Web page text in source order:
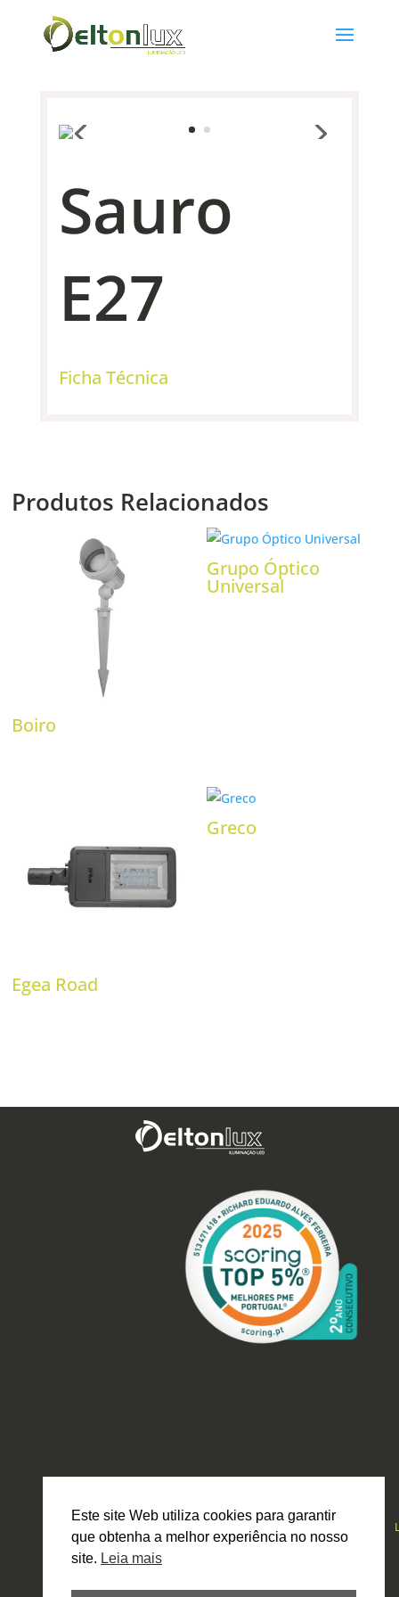
Sauro
E27
Ficha Técnica
Produtos Relacionados
Boiro
Grupo Óptico
Universal
Egea Road
Greco
Este site Web utiliza cookies para garantir
que obtenha a melhor experiência no nosso
site. Leia mais